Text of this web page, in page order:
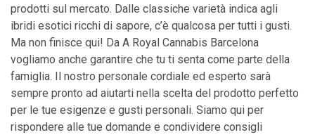
prodotti sul mercato. Dalle classiche varietà indica agli
ibridi esotici ricchi di sapore, c’è qualcosa per tutti i gusti.
Ma non finisce qui! Da A Royal Cannabis Barcelona
vogliamo anche garantire che tu ti senta come parte della
famiglia. Il nostro personale cordiale ed esperto sarà
sempre pronto ad aiutarti nella scelta del prodotto perfetto
per le tue esigenze e gusti personali. Siamo qui per
rispondere alle tue domande e condividere consigli